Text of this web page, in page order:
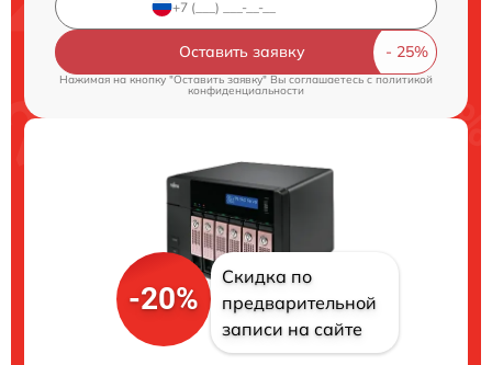
Оставить заявку
Нажимая на кнопку "Оставить заявку" Вы соглашаетесь cполитикой
конфиденциальности
-20%
Скидка по
предварительной
записи на сайте